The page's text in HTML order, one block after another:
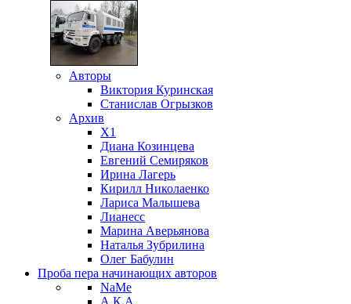
Авторы
Виктория Куринская
Станислав Огрызков
Архив
X1
Диана Козинцева
Евгений Семиряков
Ирина Лагерь
Кирилл Николаенко
Лариса Малышева
Лианесс
Марина Аверьянова
Наталья Зубрилина
Олег Бабулин
Проба пера начинающих авторов
NaMe